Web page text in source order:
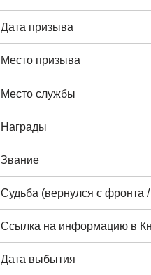
Дата призыва
Место призыва
Место службы
Награды
Звание
Судьба (вернулся с фронта
Ссылка на информацию в
Дата выбытия